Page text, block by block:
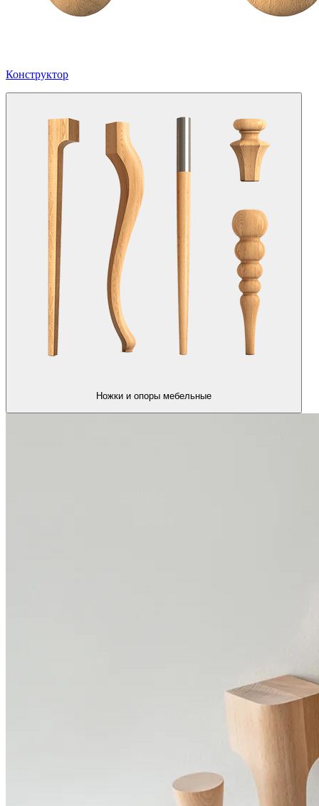
Конструктор
Ножки и опоры мебельные